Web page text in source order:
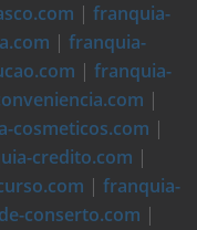
| franquia-
| franquia-
| franquia-
|
cosmeticos.com |
credito.com |
| franquia-
conserto.com |